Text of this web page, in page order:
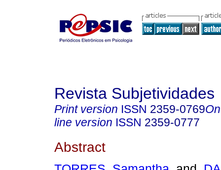
Revista Subjetividades
Print version ISSN 2359-0769
line version ISSN 2359-0777
Abstract